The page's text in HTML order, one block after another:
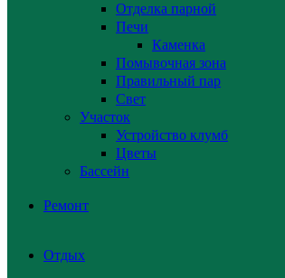
Отделка парной
Печи
Каменка
Помывочная зона
Правильный пар
Свет
Участок
Устройство клумб
Цветы
Бассейн
Ремонт
Отдых